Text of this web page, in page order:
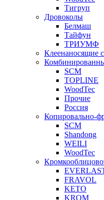
Тигруп
Дровоколы
Белмаш
Тайфун
ТРИУМФ
Клеенаносящие
SCM
TOPLINE
WoodTec
Прочие
Россия
Копировально-
SCM
Shandong
WEILI
WoodTec
FRAVOL
KETO
KROM